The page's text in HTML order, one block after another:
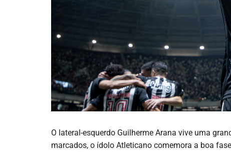
O lateral-esquerdo Guilherme Arana vive uma
marcados, o ídolo Atleticano comemora a boa